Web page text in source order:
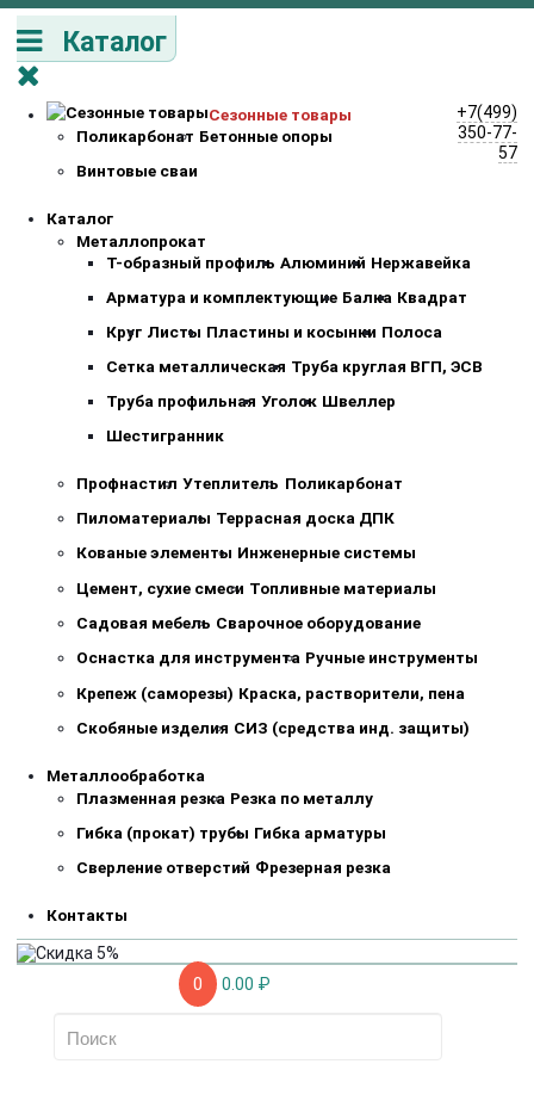
Каталог
Сезонные товары
Поликарбонат Бетонные опоры
Винтовые сваи
Каталог
Металлопрокат
Т-образный профиль Алюминий Нержавейка
Арматура и комплектующие Балка Квадрат
Круг Листы Пластины и косынки Полоса
Сетка металлическая Труба круглая ВГП, ЭСВ
Труба профильная Уголок Швеллер
Шестигранник
Профнастил Утеплитель Поликарбонат
Пиломатериалы Террасная доска ДПК
Кованые элементы Инженерные системы
Цемент, сухие смеси Топливные материалы
Садовая мебель Сварочное оборудование
Оснастка для инструмента Ручные инструменты
Крепеж (саморезы) Краска, растворители, пена
Скобяные изделия СИЗ (средства инд. защиты)
Металлообработка
Плазменная резка Резка по металлу
Гибка (прокат) трубы Гибка арматуры
Сверление отверстий Фрезерная резка
Контакты
+7(499)
350-77-
57
0 0.00 ₽